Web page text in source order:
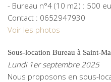
- Bureau n°4 (10 m2) : 500
Contact : 0652947930
Voir les photos
Sous-location Bureau à Saint-
Lundi 1er septembre 2025
Nous proposons en sous-